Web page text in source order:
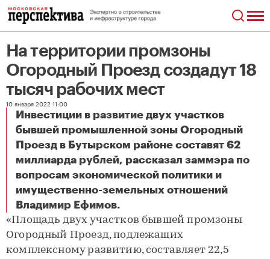
На территории промзоны
Огородный Проезд создадут 18
тысяч рабочих мест
10 января 2022 11:00
Инвестиции в развитие двух участков
бывшей промышленной зоны Огородный
Проезд в Бутырском районе составят 62
миллиарда рублей, рассказал заммэра по
вопросам экономической политики и
имущественно-земельных отношений
Владимир Ефимов.
«Площадь двух участков бывшей промзоны
Огородный Проезд, подлежащих
комплексному развитию, составляет 22,5